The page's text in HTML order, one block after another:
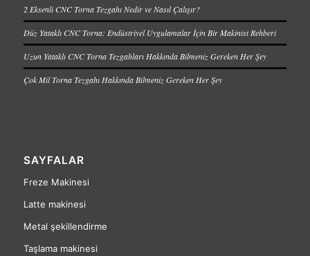
2 Eksenli CNC Torna Tezgahı Nedir ve Nasıl Çalışır?
Düz Yataklı CNC Torna: Endüstriyel Uygulamalar İçin Bir Makinist Rehberi
Uzun Yataklı CNC Torna Tezgahları Hakkında Bilmeniz Gereken Her Şey
Çok Mil Torna Tezgahı Hakkında Bilmeniz Gereken Her Şey
SAYFALAR
Freze Makinesi
Latte makinesi
Metal şekillendirme
Taşlama makinesi